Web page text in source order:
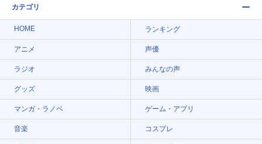
カテゴリ
HOME ランキング
アニメ 声優
ラジオ みんなの声
グッズ 映画
マンガ・ラノベ ゲーム・アプリ
音楽 コスプレ